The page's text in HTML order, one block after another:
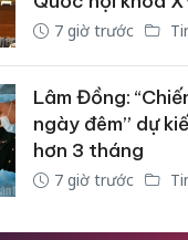
7 giờ trước
Lâm Đồng:
ngày đêm” dự
hơn 3 tháng
7 giờ trước